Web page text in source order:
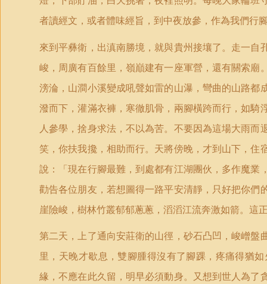
者讀經文，或者體味經旨，到中夜放參，作為我們行
來到平彝衛，出滇南勝境，就與貴州接壤了。走一
峻，周廣有百餘里，嶺巔建有一座軍營，還有關索
滂淪，山澗小溪變成吼聲如雷的山瀑，彎曲的山路
潑而下，灌滿衣褲，寒徹肌骨，兩腳橫跨而行，如
人參學，捨身求法，不以為苦。不要因為這場大雨
笑，你扶我攙，相助而行。天將傍晚，才到山下，
說：「現在行腳最難，到處都有江湖團伙，多作魔
勸告各位朋友，若想圖得一路平安清靜，只好把你
崖險峻，樹林竹叢郁郁蔥蔥，滔滔江流奔激如箭。這
第二天，上了通向安莊衛的山徑，砂石凸凹，峻嶒
里，天晚才歇息，雙腳腫得沒有了腳踝，疼痛得猶
緣，不應在此久留，明早必須動身。又想到世人為